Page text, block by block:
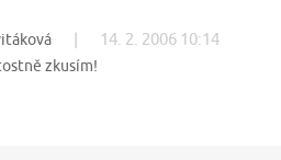
14. 2. 2006 10:14
zkusím!